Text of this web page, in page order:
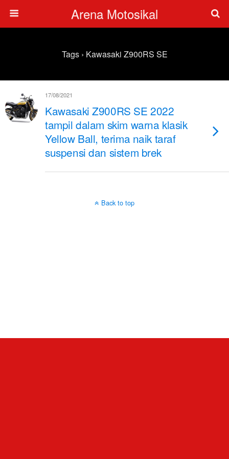
Arena Motosikal
Tags › Kawasaki Z900RS SE
17/08/2021
Kawasaki Z900RS SE 2022
tampil dalam skim warna klasik
Yellow Ball, terima naik taraf
suspensi dan sistem brek
Back to top